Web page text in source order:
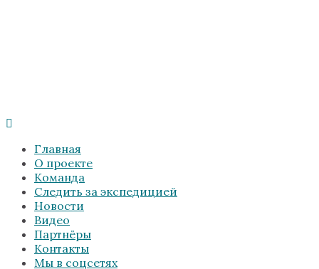
Главная
О проекте
Команда
Следить за экспедицией
Новости
Видео
Партнёры
Контакты
Мы в соцсетях